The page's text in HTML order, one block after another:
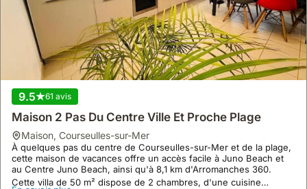
9.5 61 avis
Maison 2 Pas Du Centre Ville Et Proche Plage
maison, Courseulles-sur-Mer
À quelques pas du centre de Courseulles-sur-Mer et de la plage,
cette maison de vacances offre un accès facile à Juno Beach et
au Centre Juno Beach, ainsi qu'à 8,1 km d'Arromanches 360.
Cette villa de 50 m² dispose de 2 chambres, d'une cuisine